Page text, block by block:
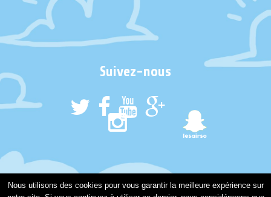
Suivez-nous
Nous utilisons des cookies pour vous garantir la meilleure expérience sur